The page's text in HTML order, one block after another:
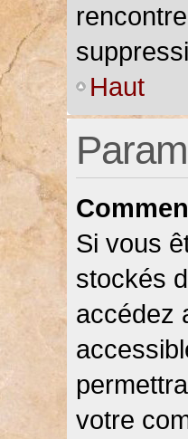
Haut
Si vous
stockés
accédez
votre